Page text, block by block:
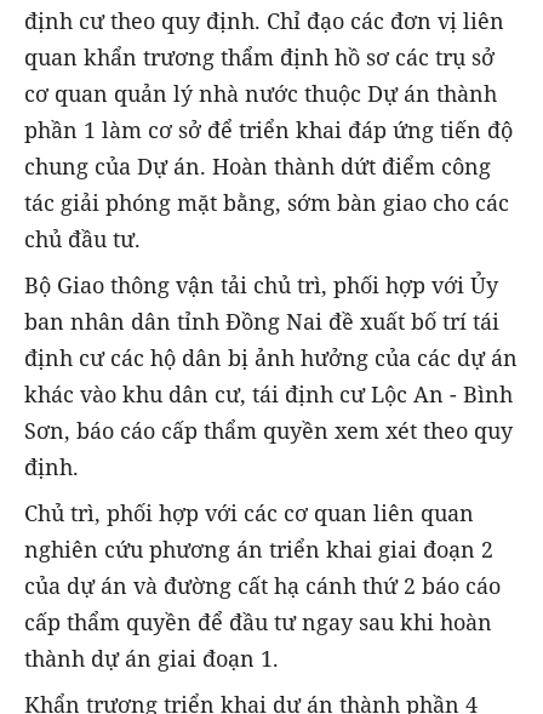
định cư theo quy định. Chỉ đạo các đơn vị liên
quan khẩn trương thẩm định hồ sơ các trụ sở
cơ quan quản lý nhà nước thuộc Dự án thành
phần 1 làm cơ sở để triển khai đáp ứng tiến độ
chung của Dự án. Hoàn thành dứt điểm công
tác giải phóng mặt bằng, sớm bàn giao cho các
chủ đầu tư.
Bộ Giao thông vận tải chủ trì, phối hợp với Ủy
ban nhân dân tỉnh Đồng Nai đề xuất bố trí tái
định cư các hộ dân bị ảnh hưởng của các dự án
khác vào khu dân cư, tái định cư Lộc An - Bình
Sơn, báo cáo cấp thẩm quyền xem xét theo quy
định.
Chủ trì, phối hợp với các cơ quan liên quan
nghiên cứu phương án triển khai giai đoạn 2
của dự án và đường cất hạ cánh thứ 2 báo cáo
cấp thẩm quyền để đầu tư ngay sau khi hoàn
thành dự án giai đoạn 1.
Khẩn trương triển khai dự án thành phần 4